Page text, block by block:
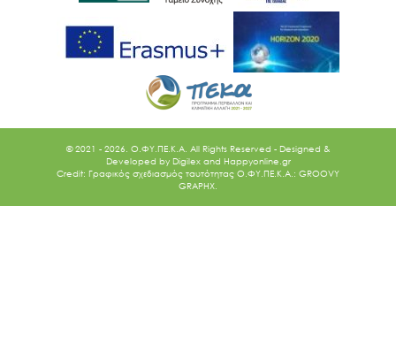
© 2021 - 2026. O.ΦΥ.ΠΕ.Κ.Α. All Rights Reserved - Designed &
Developed by Digilex and Happyonline.gr
Credit: Γραφικός σχεδιασμός ταυτότητας Ο.ΦΥ.ΠΕ.Κ.Α.: GROOVY
GRAPHX.